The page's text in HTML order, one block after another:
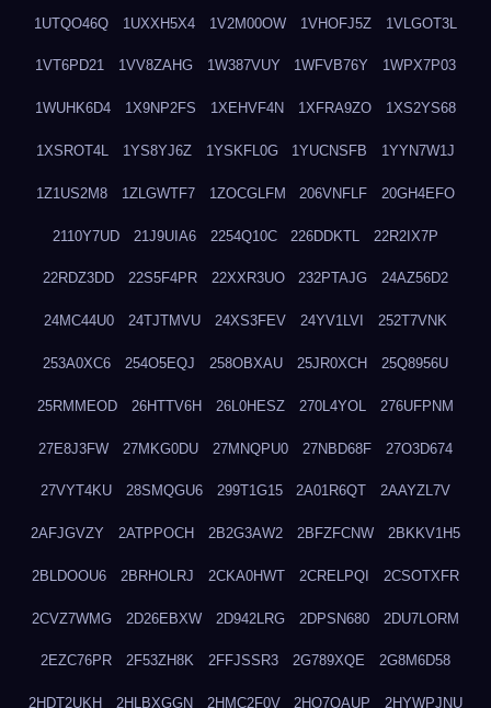
1UTQO46Q 1UXXH5X4 1V2M00OW 1VHOFJ5Z 1VLGOT3L
1VT6PD21 1VV8ZAHG 1W387VUY 1WFVB76Y 1WPX7P03
1WUHK6D4 1X9NP2FS 1XEHVF4N 1XFRA9ZO 1XS2YS68
1XSROT4L 1YS8YJ6Z 1YSKFL0G 1YUCNSFB 1YYN7W1J
1Z1US2M8 1ZLGWTF7 1ZOCGLFM 206VNFLF 20GH4EFO
2110Y7UD 21J9UIA6 2254Q10C 226DDKTL 22R2IX7P
22RDZ3DD 22S5F4PR 22XXR3UO 232PTAJG 24AZ56D2
24MC44U0 24TJTMVU 24XS3FEV 24YV1LVI 252T7VNK
253A0XC6 254O5EQJ 258OBXAU 25JR0XCH 25Q8956U
25RMMEOD 26HTTV6H 26L0HESZ 270L4YOL 276UFPNM
27E8J3FW 27MKG0DU 27MNQPU0 27NBD68F 27O3D674
27VYT4KU 28SMQGU6 299T1G15 2A01R6QT 2AAYZL7V
2AFJGVZY 2ATPPOCH 2B2G3AW2 2BFZFCNW 2BKKV1H5
2BLDOOU6 2BRHOLRJ 2CKA0HWT 2CRELPQI 2CSOTXFR
2CVZ7WMG 2D26EBXW 2D942LRG 2DPSN680 2DU7LORM
2EZC76PR 2F53ZH8K 2FFJSSR3 2G789XQE 2G8M6D58
2HDT2UKH 2HLBXGGN 2HMC2F0V 2HO7QAUP 2HYWPJNU